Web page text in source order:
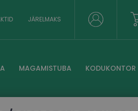
JÄRELMAKS
MAGAMISTUBA KODUKONTOR